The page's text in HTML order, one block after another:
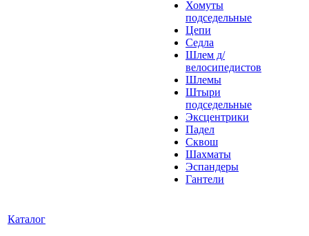
Хомуты
подседельные
Цепи
Седла
Шлем д/
велосипедистов
Шлемы
Штыри
подседельные
Эксцентрики
Падел
Сквош
Шахматы
Эспандеры
Гантели
Каталог